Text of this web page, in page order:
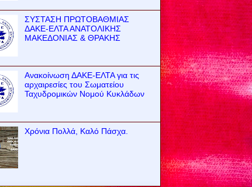
ΣΥΣΤΑΣΗ ΠΡΩΤΟΒΑΘΜΙΑΣ
ΔΑΚΕ-ΕΛΤΑ ΑΝΑΤΟΛΙΚΗΣ
ΜΑΚΕΔΟΝΙΑΣ & ΘΡΑΚΗΣ
Ανακοίνωση ΔΑΚΕ-ΕΛΤΑ για τις
αρχαιρεσίες του Σωματείου
Ταχυδρομικών Νομού Κυκλάδων
Χρόνια Πολλά, Καλό Πάσχα.